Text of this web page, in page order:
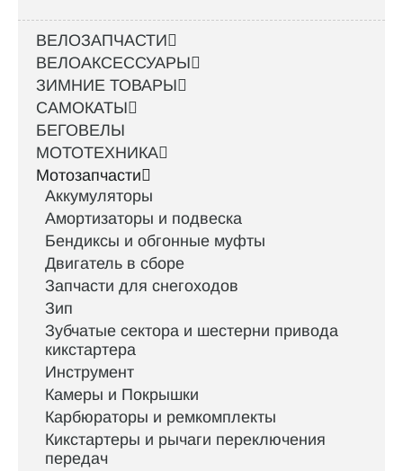
ВЕЛОЗАПЧАСТИ
ВЕЛОАКСЕССУАРЫ
ЗИМНИЕ ТОВАРЫ
САМОКАТЫ
БЕГОВЕЛЫ
МОТОТЕХНИКА
Мотозапчасти
Аккумуляторы
Амортизаторы и подвеска
Бендиксы и обгонные муфты
Двигатель в сборе
Запчасти для снегоходов
Зип
Зубчатые сектора и шестерни привода
кикстартера
Инструмент
Камеры и Покрышки
Карбюраторы и ремкомплекты
Кикстартеры и рычаги переключения
передач